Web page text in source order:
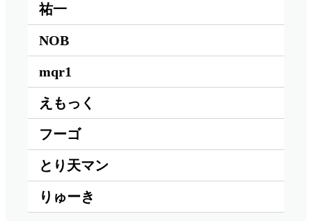
祐一
NOB
mqr1
えもっく
フーゴ
とり天マン
りゅーき